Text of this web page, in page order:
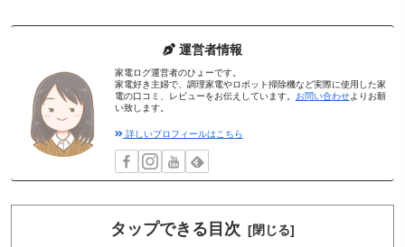
運営者情報
家電ログ運営者のひょーです。
家電好き主婦で、調理家電やロボット掃除機など実際に使用した家
電の口コミ、レビューをお伝えしています。
お問い合わせよりお願
い致します。
詳しいプロフィールはこちら
タップできる目次